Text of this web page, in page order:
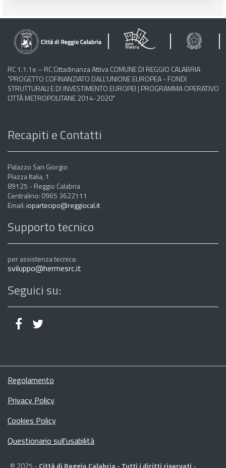
RC 1.1.1e – RC Cittadinanza Attiva COMUNE DI REGGIO CALABRIA
"PROGETTO COFINANZIATO DALL'UNIONE EUROPEA - FONDI
STRUTTURALI E DI INVESTIMENTO EUROPEI | PROGRAMMA OPERATIVO
CITTÀ METROPOLITANE 2014-2020"
Recapiti e Contatti
Palazzo San Giorgio
Piazza Italia, 1
89125 - Reggio Calabria
Centralino: 0965 3622111
Email:iopartecipo@reggiocal.it
Supporto tecnico
per assistenza tecnica:
sviluppo@hermesrc.it
Seguici su:
Regolamento
Privacy Policy
Cookies Policy
Questionario sull'usabilità